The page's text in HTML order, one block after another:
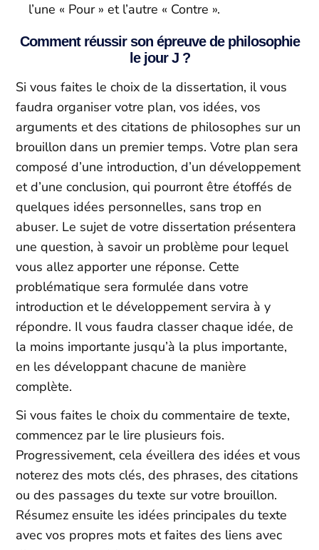
l’une « Pour » et l’autre « Contre ».
Comment réussir son épreuve de philosophie
le jour J ?
Si vous faites le choix de la dissertation, il vous
faudra organiser votre plan, vos idées, vos
arguments et des citations de philosophes sur un
brouillon dans un premier temps. Votre plan sera
composé d’une introduction, d’un développement
et d’une conclusion, qui pourront être étoffés de
quelques idées personnelles, sans trop en
abuser. Le sujet de votre dissertation présentera
une question, à savoir un problème pour lequel
vous allez apporter une réponse. Cette
problématique sera formulée dans votre
introduction et le développement servira à y
répondre. Il vous faudra classer chaque idée, de
la moins importante jusqu’à la plus importante,
en les développant chacune de manière
complète.
Si vous faites le choix du commentaire de texte,
commencez par le lire plusieurs fois.
Progressivement, cela éveillera des idées et vous
noterez des mots clés, des phrases, des citations
ou des passages du texte sur votre brouillon.
Résumez ensuite les idées principales du texte
avec vos propres mots et faites des liens avec